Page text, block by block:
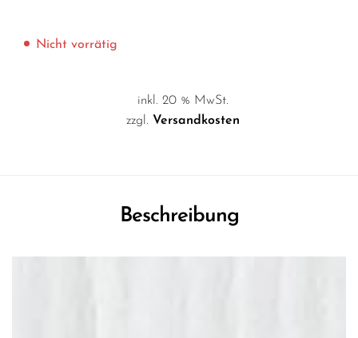
Nicht vorrätig
inkl. 20 % MwSt.
zzgl. Versandkosten
Beschreibung